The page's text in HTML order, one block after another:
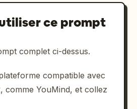
ce prompt
complet ci-dessus.
compatible avec
comme YouMind, et collez